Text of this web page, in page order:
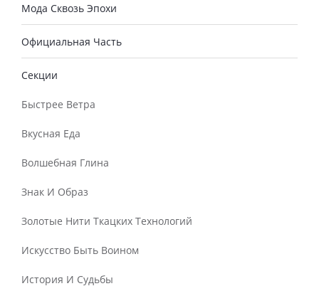
Мода Сквозь Эпохи
Официальная Часть
Секции
Быстрее Ветра
Вкусная Еда
Волшебная Глина
Знак И Образ
Золотые Нити Ткацких Технологий
Искусство Быть Воином
История И Судьбы